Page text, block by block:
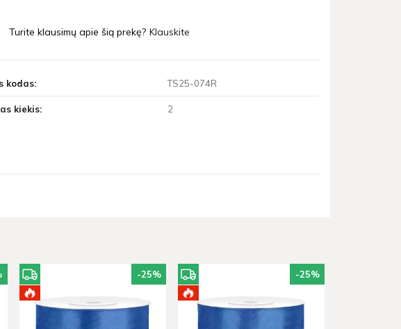
Turite klausimų apie šią prekę? Klauskite
kodas: TS25-074R
kiekis: 2
-25% -25%